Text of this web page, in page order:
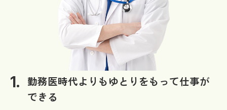
勤務医時代よりもゆとりをもって仕事が
できる